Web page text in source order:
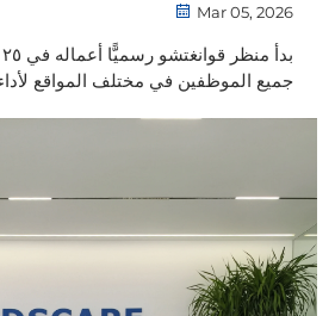
Mar 05, 2026
بدأ
جميع الموظفين في مختلف المواقع